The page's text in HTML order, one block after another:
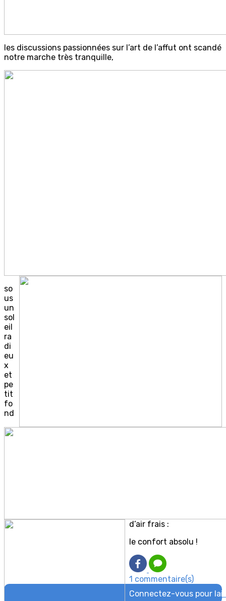
les discussions passionnées sur l’art de l’affut ont scandé
notre marche très tranquille,
so
us
un
sol
eil
ra
di
eu
x
et
pe
tit
fo
nd
d’air frais :
le confort absolu !
1 commentaire(s)
Connectez-vous pour